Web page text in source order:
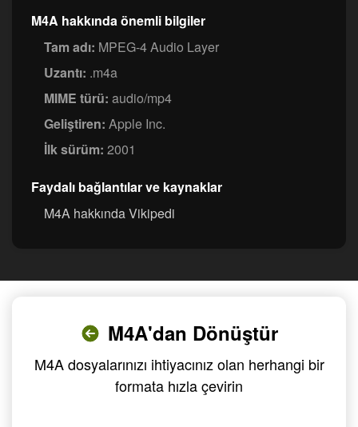
M4A hakkında önemli bilgiler
Tam adı: MPEG-4 Audio Layer
Uzantı: .m4a
MIME türü: audio/mp4
Geliştiren: Apple Inc.
İlk sürüm: 2001
Faydalı bağlantılar ve kaynaklar
M4A hakkında Vikipedi
M4A'dan Dönüştür
M4A dosyalarınızı ihtiyacınız olan herhangi bir
formata hızla çevirin